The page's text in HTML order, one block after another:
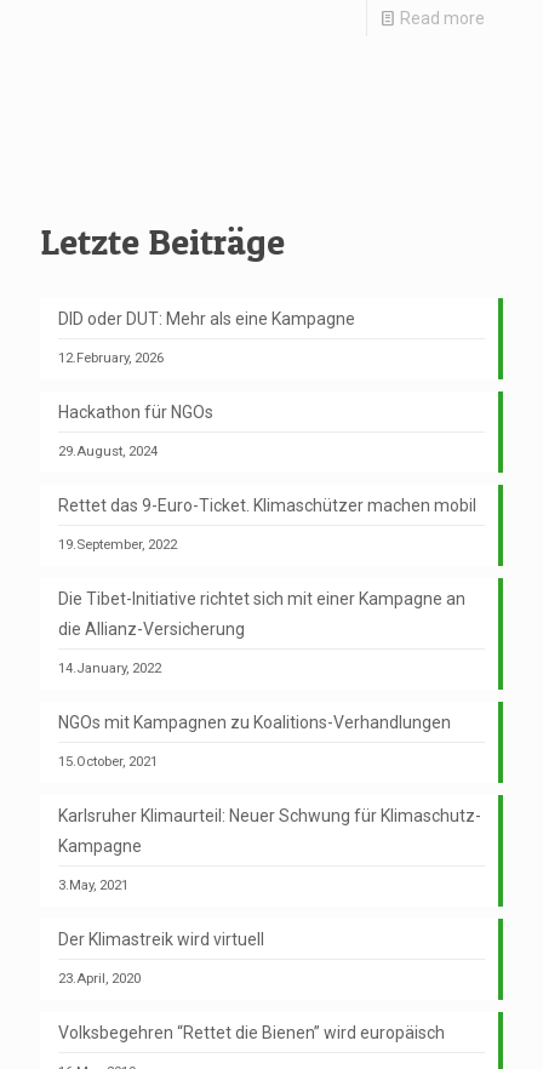
Read more
Letzte Beiträge
DID oder DUT: Mehr als eine Kampagne
12.February, 2026
Hackathon für NGOs
29.August, 2024
Rettet das 9-Euro-Ticket. Klimaschützer machen mobil
19.September, 2022
Die Tibet-Initiative richtet sich mit einer Kampagne an
die Allianz-Versicherung
14.January, 2022
NGOs mit Kampagnen zu Koalitions-Verhandlungen
15.October, 2021
Karlsruher Klimaurteil: Neuer Schwung für Klimaschutz-
Kampagne
3.May, 2021
Der Klimastreik wird virtuell
23.April, 2020
Volksbegehren “Rettet die Bienen” wird europäisch